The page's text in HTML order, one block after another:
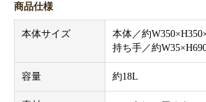
商品仕様
本体サイズ
本体／約
持ち手／約W35×H690
容量 約18L